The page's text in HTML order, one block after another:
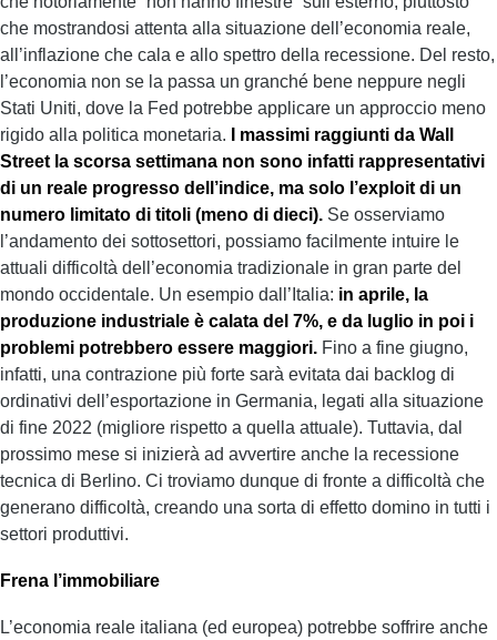
che mostrandosi attenta alla situazione dell’economia reale,
all’inflazione che cala e allo spettro della recessione. Del resto,
l’economia non se la passa un granché bene neppure negli
Stati Uniti, dove la Fed potrebbe applicare un approccio meno
rigido alla politica monetaria. I massimi raggiunti da Wall
Street la scorsa settimana non sono infatti rappresentativi
di un reale progresso dell’indice, ma solo l’exploit di un
numero limitato di titoli (meno di dieci). Se osserviamo
l’andamento dei sottosettori, possiamo facilmente intuire le
attuali difficoltà dell’economia tradizionale in gran parte del
mondo occidentale. Un esempio dall’Italia: in aprile, la
produzione industriale è calata del 7%, e da luglio in poi i
problemi potrebbero essere maggiori. Fino a fine giugno,
infatti, una contrazione più forte sarà evitata dai backlog di
ordinativi dell’esportazione in Germania, legati alla situazione
di fine 2022 (migliore rispetto a quella attuale). Tuttavia, dal
prossimo mese si inizierà ad avvertire anche la recessione
tecnica di Berlino. Ci troviamo dunque di fronte a difficoltà che
generano difficoltà, creando una sorta di effetto domino in tutti i
settori produttivi.
Frena l’immobiliare
L’economia reale italiana (ed europea) potrebbe soffrire anche